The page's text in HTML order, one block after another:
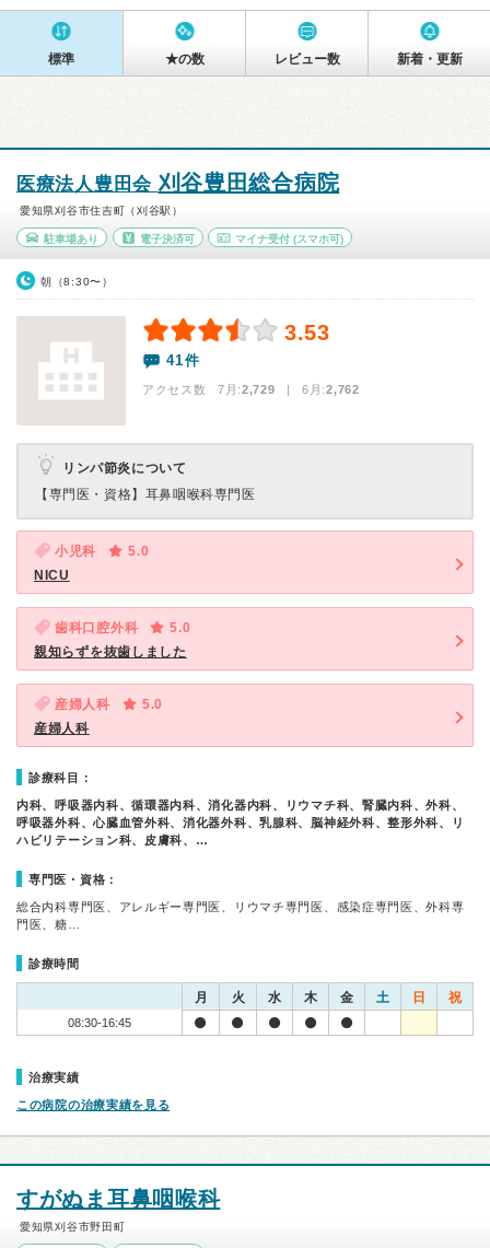
標準 ★の数 レビュー数 新着・更新
医療法人豊田会刈谷豊田総合病院
愛知県刈谷市住吉町（刈谷駅）
駐車場あり 電子決済可 マイナ受付 (スマホ可)
朝（8:30〜）
3.53
41件
アクセス数 7月:2,729 | 6月:2,762
リンパ節炎について
【専門医・資格】 耳鼻咽喉科専門医
小児科
5.0
NICU
歯科口腔外科
5.0
親知らずを抜歯しました
産婦人科
5.0
産婦人科
診療科目：
内科、呼吸器内科、循環器内科、消化器内科、リウマチ科、腎臓内科、外科、
呼吸器外科、心臓血管外科、消化器外科、乳腺科、脳神経外科、整形外科、リ
ハビリテーション科、皮膚科、…
専門医・資格：
総合内科専門医、アレルギー専門医、リウマチ専門医、感染症専門医、外科専
門医、糖…
診療時間
月 火 水 木 金 土 日 祝
08:30-16:45
治療実績
この病院の治療実績を見る
すがぬま耳鼻咽喉科
愛知県刈谷市野田町